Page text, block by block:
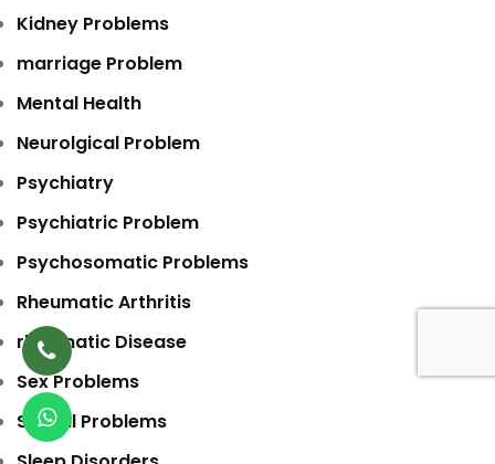
Kidney Problems
marriage Problem
Mental Health
Neurolgical Problem
Psychiatry
Psychiatric Problem
Psychosomatic Problems
Rheumatic Arthritis
rheumatic Disease
Sex Problems
Sexual Problems